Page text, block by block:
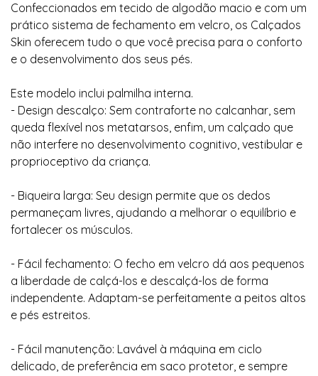
Confeccionados em tecido de algodão macio e com um
prático sistema de fechamento em velcro, os Calçados
Skin oferecem tudo o que você precisa para o conforto
e o desenvolvimento dos seus pés.
Este modelo inclui palmilha interna.
- Design descalço: Sem contraforte no calcanhar, sem
queda flexível nos metatarsos, enfim, um calçado que
não interfere no desenvolvimento cognitivo, vestibular e
proprioceptivo da criança.
- Biqueira larga: Seu design permite que os dedos
permaneçam livres, ajudando a melhorar o equilíbrio e
fortalecer os músculos.
- Fácil fechamento: O fecho em velcro dá aos pequenos
a liberdade de calçá-los e descalçá-los de forma
independente. Adaptam-se perfeitamente a peitos altos
e pés estreitos.
- Fácil manutenção: Lavável à máquina em ciclo
delicado, de preferência em saco protetor, e sempre